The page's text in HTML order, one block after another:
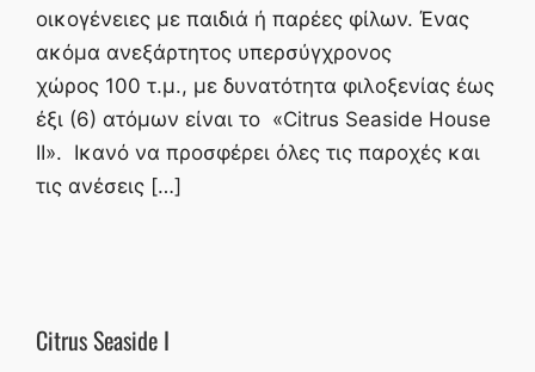
οικογένειες με παιδιά ή παρέες φίλων. Ένας
ακόμα ανεξάρτητος υπερσύγχρονος
χώρος 100 τ.μ., με δυνατότητα φιλοξενίας έως
έξι (6) ατόμων είναι το «Citrus Seaside House
II». Ικανό να προσφέρει όλες τις παροχές και
τις ανέσεις […]
Citrus Seaside I